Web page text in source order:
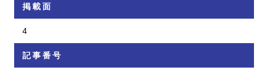
掲載面
4
記事番号